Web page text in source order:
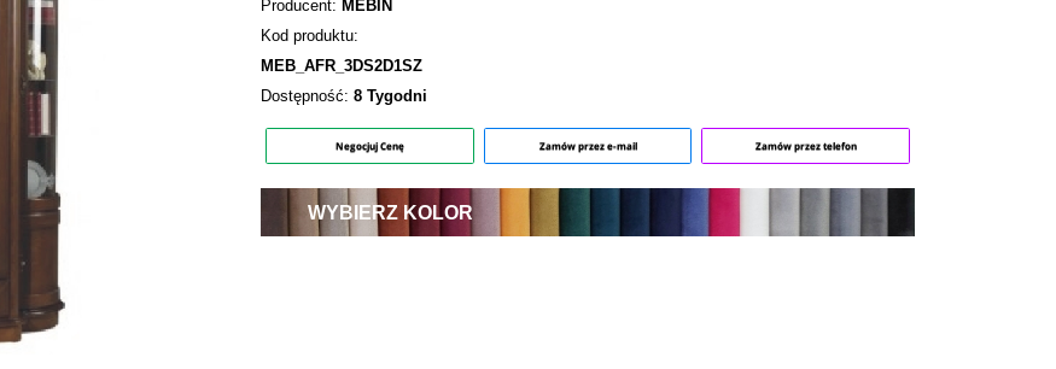
Producent: MEBIN
Kod produktu:
MEB_AFR_3DS2D1SZ
Dostępność:8 Tygodni
Negocjuj Cenę Zamów przez e-mail Zamów przez telefon
WYBIERZ KOLOR